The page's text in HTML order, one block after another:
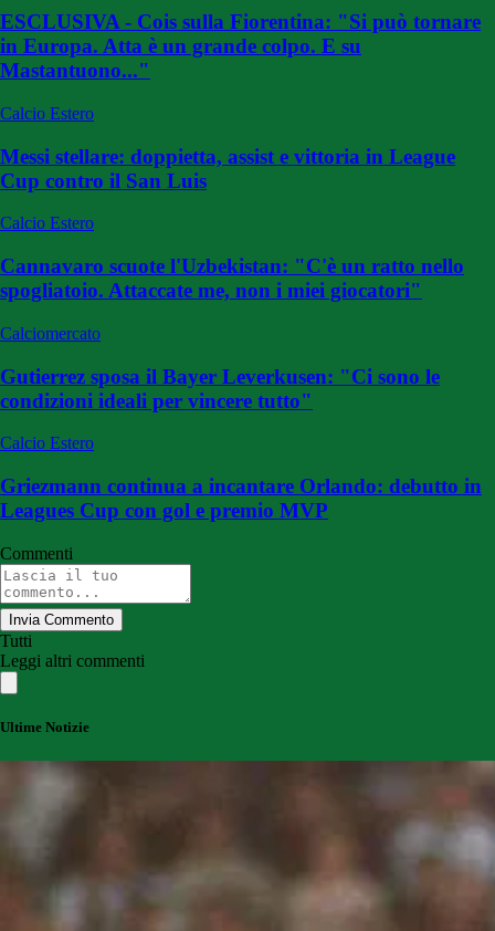
ESCLUSIVA - Cois sulla Fiorentina: "Si può tornare
in Europa. Atta è un grande colpo. E su
Mastantuono..."
Calcio Estero
Messi stellare: doppietta, assist e vittoria in League
Cup contro il San Luis
Calcio Estero
Cannavaro scuote l'Uzbekistan: "C'è un ratto nello
spogliatoio. Attaccate me, non i miei giocatori"
Calciomercato
Gutierrez sposa il Bayer Leverkusen: "Ci sono le
condizioni ideali per vincere tutto"
Calcio Estero
Griezmann continua a incantare Orlando: debutto in
Leagues Cup con gol e premio MVP
Commenti
Invia Commento
Tutti
Leggi altri commenti
Ultime Notizie